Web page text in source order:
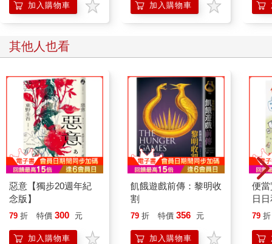
加入購物車 加入購物車
其他人也看
惡意【獨步20週年紀
念版】
79 折 特價 300 元
加入購物車
飢餓遊戲前傳：黎明收
割
79 折 特價 356 元
加入購物車
便
日
戰記
79 折